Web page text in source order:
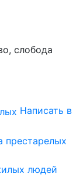
слобода
Написать в